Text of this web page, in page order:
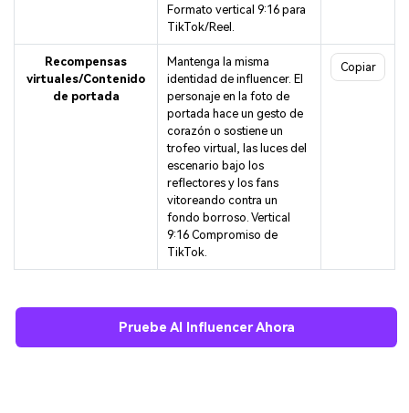
Formato vertical 9:16 para
TikTok/Reel.
Recompensas
virtuales/Contenido
de portada
Mantenga la misma
identidad de influencer. El
personaje en la foto de
portada hace un gesto de
corazón o sostiene un
trofeo virtual, las luces del
escenario bajo los
reflectores y los fans
vitoreando contra un
fondo borroso. Vertical
9:16 Compromiso de
TikTok.
Copiar
Pruebe AI Influencer Ahora